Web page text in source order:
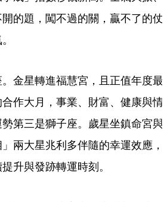
的題，闖不過的關，贏不了的仗
金星轉進福慧宮，且正值年度最
作大月，事業、財富、健康與情
第三是獅子座。歲星坐鎮命宮與
兩大星兆利多伴隨的幸運效應，
升與發跡轉運時刻。